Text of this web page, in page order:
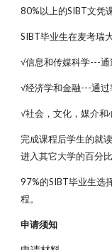
80%以上的SIBT文凭
SIBT毕业生在麦考瑞
√信息和传媒科学---
√经济学和金融---通
√社会，文化，媒介
完成课程后学生的就
进入其它大学的百分
97%的SIBT毕业生选
程。
申请须知